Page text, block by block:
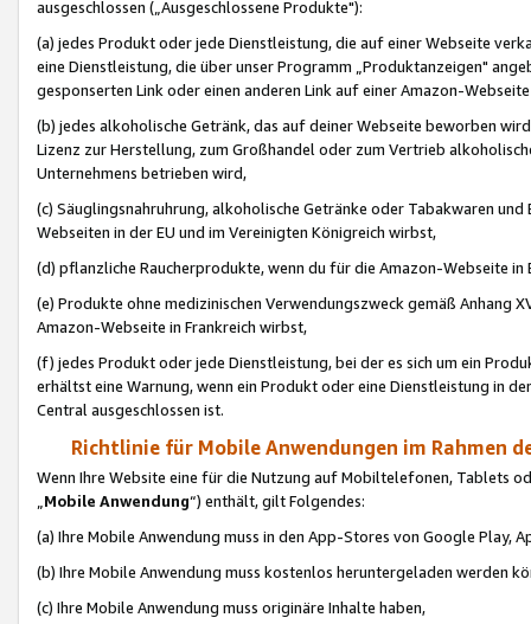
ausgeschlossen („Ausgeschlossene Produkte"):
(a) jedes Produkt oder jede Dienstleistung, die auf einer Webseite
eine Dienstleistung, die über unser Programm „Produktanzeigen"
gesponserten Link oder einen anderen Link auf einer Amazon-
(b) jedes alkoholische Getränk, das auf deiner Webseite beworben
Lizenz zur Herstellung, zum Großhandel oder zum Vertrieb
Unternehmens betrieben wird,
(c) Säuglingsnahruhrung, alkoholische Getränke oder Tabakwaren
Webseiten in der EU und im Vereinigten Königreich wirbst,
(d) pflanzliche Raucherprodukte, wenn du für die Amazon-Webseite in
(e) Produkte ohne medizinischen Verwendungszweck gemäß Anhang
Amazon-Webseite in Frankreich wirbst,
(f) jedes Produkt oder jede Dienstleistung, bei der es sich um ein
erhältst eine Warnung, wenn ein Produkt oder eine Dienstleistung in
Central ausgeschlossen ist.
Richtlinie für Mobile Anwendungen im Rahmen
Wenn Ihre Website eine für die Nutzung auf Mobiltelefonen, Tablets
„Mobile Anwendung“) enthält, gilt Folgendes:
(a) Ihre Mobile Anwendung muss in den App-Stores von Google Play,
(b) Ihre Mobile Anwendung muss kostenlos heruntergeladen werden
(c) Ihre Mobile Anwendung muss originäre Inhalte haben,